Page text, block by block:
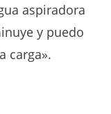
aspiradora
y puedo
carga».